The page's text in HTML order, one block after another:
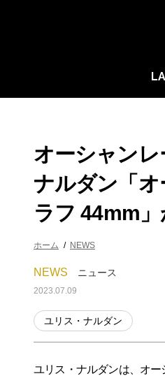
オーシャンレ
ナルダン「
ラフ 44mm
ホーム NEWS
NEWS ニュース
2023.07.09
ユリス・ナルダン
ユリス・ナルダンは、オ